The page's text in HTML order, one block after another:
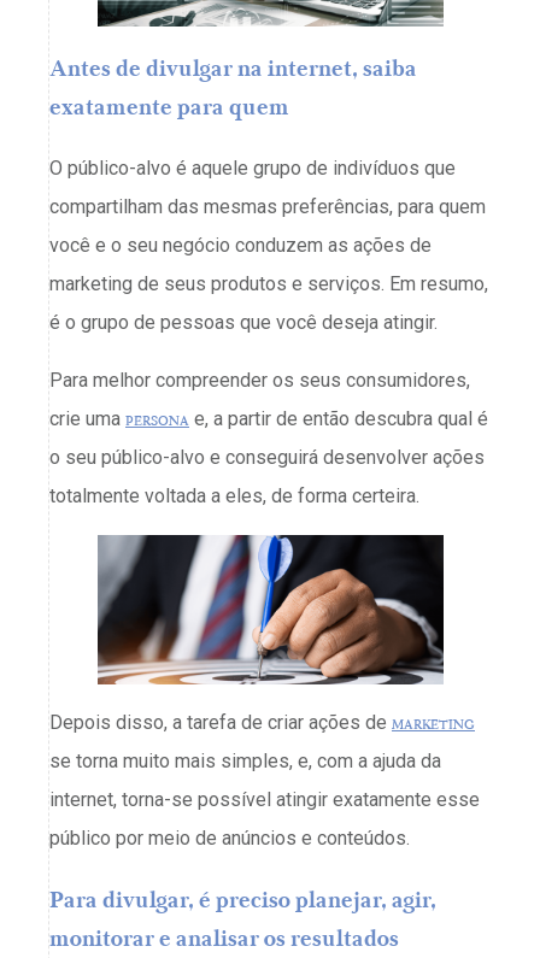
Antes de divulgar na internet, saiba
exatamente para quem
O público-alvo é aquele grupo de indivíduos que
compartilham das mesmas preferências, para quem
você e o seu negócio conduzem as ações de
marketing de seus produtos e serviços. Em resumo,
é o grupo de pessoas que você deseja atingir.
Para melhor compreender os seus consumidores,
crie uma persona e, a partir de então descubra qual é
o seu público-alvo e conseguirá desenvolver ações
totalmente voltada a eles, de forma certeira.
Depois disso, a tarefa de criar ações de marketing
se torna muito mais simples, e, com a ajuda da
internet, torna-se possível atingir exatamente esse
público por meio de anúncios e conteúdos.
Para divulgar, é preciso planejar, agir,
monitorar e analisar os resultados